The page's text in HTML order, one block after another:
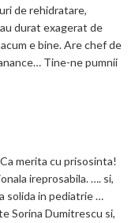
de rehidratare,
durat exagerat de
e bine. Are chef de
Tine-ne pumnii
merita cu prisosinta!
ireprosabila. …. si,
solida in pediatrie …
Sorina Dumitrescu si,